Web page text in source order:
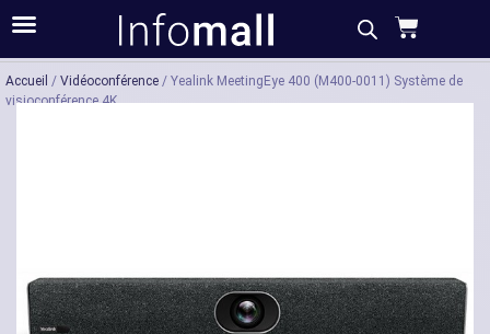
Acheter Description Caractéristiques
Accueil / Vidéoconférence / Yealink MeetingEye 400 (M400-0011) Système de
visioconférence 4K